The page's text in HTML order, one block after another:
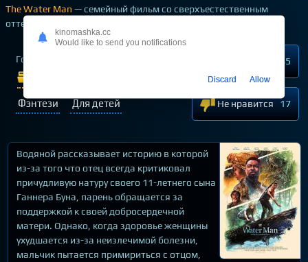
The Water Man — семейный фильм со сверхъестественным
оттенком про приключение мальчика
Год выпуска
Фэнтези Для детей
85
Не нравится 17
Водяной рассказывает историю в которой
из-за того что отец всегда критиковал
причудливую натуру своего 11-летнего сына
Ганнера Буна, парень обращается за
поддержкой к своей добросердечной
матери. Однако, когда здоровье женщины
ухудшается из-за неизлечимой болезни,
мальчик пытается примириться с отцом,
kinomashka.cc
Would like to send you notifications
Discard Allow